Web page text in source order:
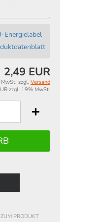
Energielabel
2,49 EUR
zzgl. Versand
zzgl. 19% MwSt.
PRODUKT